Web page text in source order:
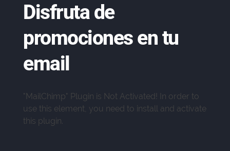
Disfruta de
promociones en tu
email
"MailChimp" Plugin is Not Activated!
In order to
use this element, you need to install and activate
this plugin.
Soy Gio, En qué puedo